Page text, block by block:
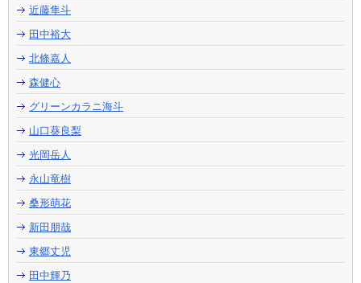
近藤隼斗
田中裕大
北條嘉人
森健心
グリーンカラニ海斗
山口葵良梨
光岡岳人
永山竜樹
桑形萌花
新田朋哉
東郷丈児
田中輝乃